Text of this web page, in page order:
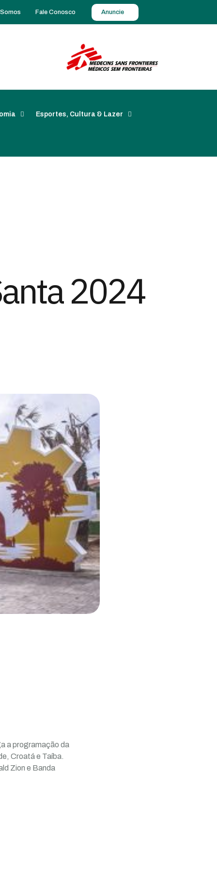
Fale Conosco Anuncie
Esportes, Cultura & Lazer
2024
a programação da
Croatá e Taíba.
Zion e Banda